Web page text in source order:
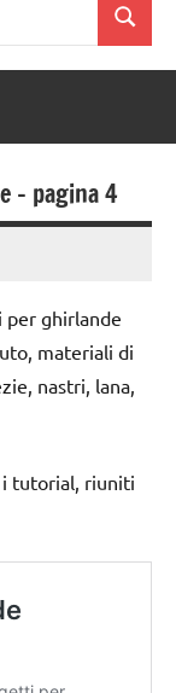
Cerca
– pagina 4
per ghirlande
materiali di
nastri, lana,
i tutorial, riuniti